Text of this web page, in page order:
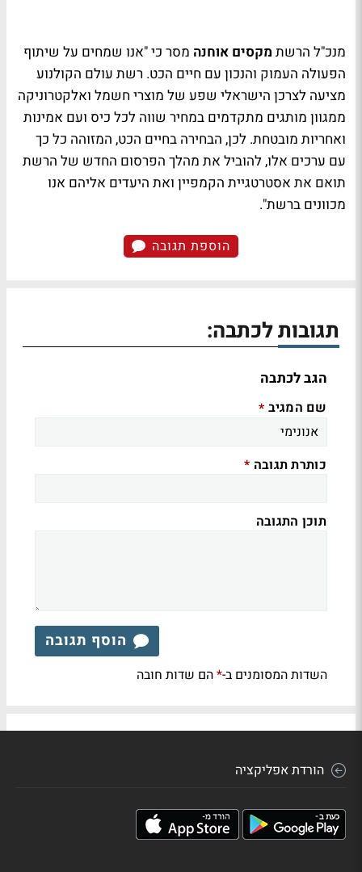
מנכ"ל הרשת מקסים אוחנה מסר כי "אנו שמחים על שיתוף
הפעולה העמוק והנכון עם חיים הכט. רשת עולם הקולנוע
מציעה לצרכן הישראלי שפע של מוצרי חשמל ואלקטרוניקה
ממגוון מותגים מתקדמים במחיר שווה לכל כיס ועם אמינות
ואחריות מובטחת. לכן, הבחירה בחיים הכט, המזוהה כל כך
עם ערכים אלו, להוביל את מהלך הפרסום החדש של הרשת
תואם את אסטרטגיית הקמפיין ואת היעדים אליהם אנו
מכוונים ברשת".
הוספת תגובה
תגובות לכתבה:
הגב לכתבה
שם המגיב *
כותרת תגובה *
תוכן התגובה
הוסף תגובה
השדות המסומנים ב-*הם שדות חובה
הורדת אפליקציה